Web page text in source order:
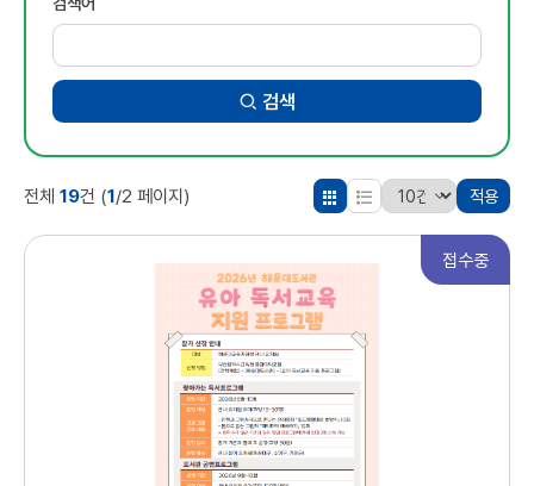
검색
전체 19건 (1/2 페이지) 적용
접수중